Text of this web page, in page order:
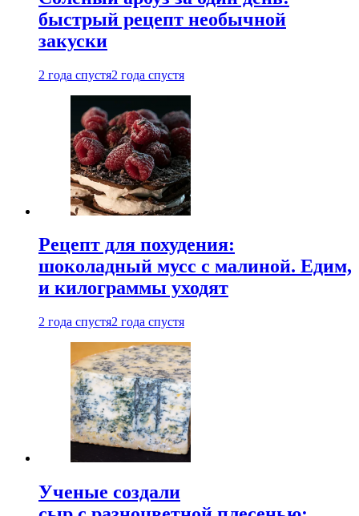
быстрый рецепт необычной
закуски
2 года спустя2 года спустя
Рецепт для похудения:
шоколадный мусс с малиной. Едим,
и килограммы уходят
2 года спустя2 года спустя
Ученые создали